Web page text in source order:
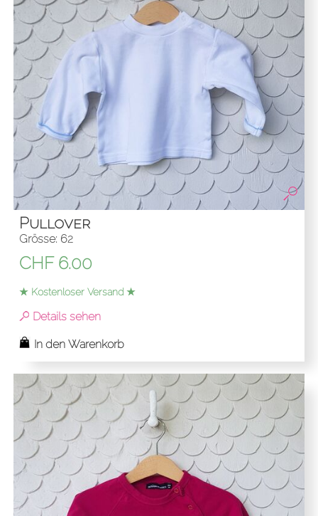
Pullover
Grösse: 62
CHF6.00
★ Kostenloser Versand ★
Details sehen